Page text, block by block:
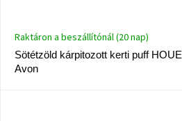
Sötétzöld kárpitozott kerti puff HOUE
Avon
Raktáron a beszállítónál (20 nap)